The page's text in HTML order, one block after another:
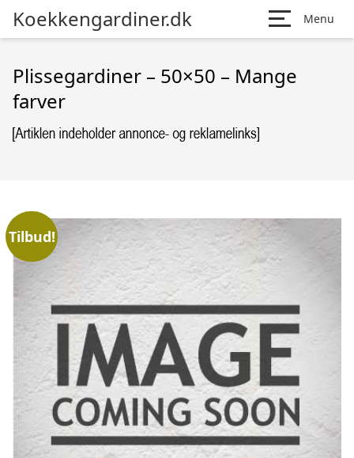
Koekkengardiner.dk Menu
Plissegardiner – 50×50 – Mange
farver
Tilbud!